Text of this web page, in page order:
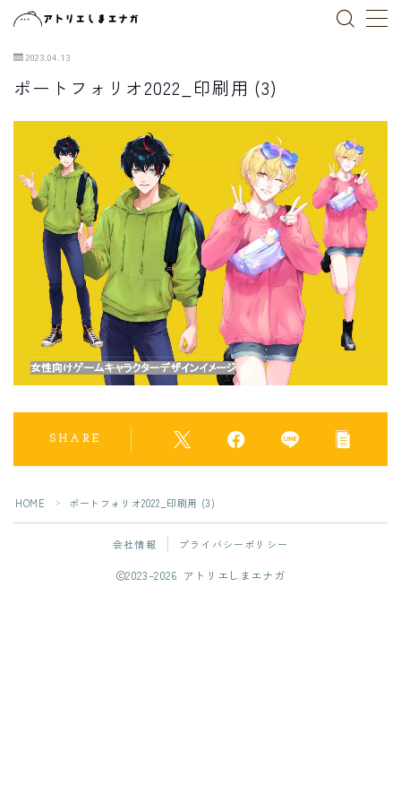
MENU
トップページ
作品一覧
ブログ
お仕事依頼
X(Twitter)
2023.04.13
ポートフォリオ2022_印刷用 (3)
SHARE
HOME ＞ ポートフォリオ2022_印刷用 (3)
会社情報 プライバシーポリシー
2023–2026 アトリエしまエナガ